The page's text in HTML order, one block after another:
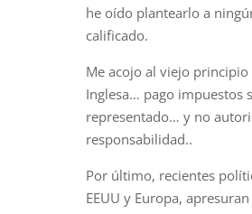
he oído plantearlo a
calificado.
Me acojo al viejo principio
Inglesa… pago impuestos
representado… y no
responsabilidad..
Por último, recientes
EEUU y Europa,